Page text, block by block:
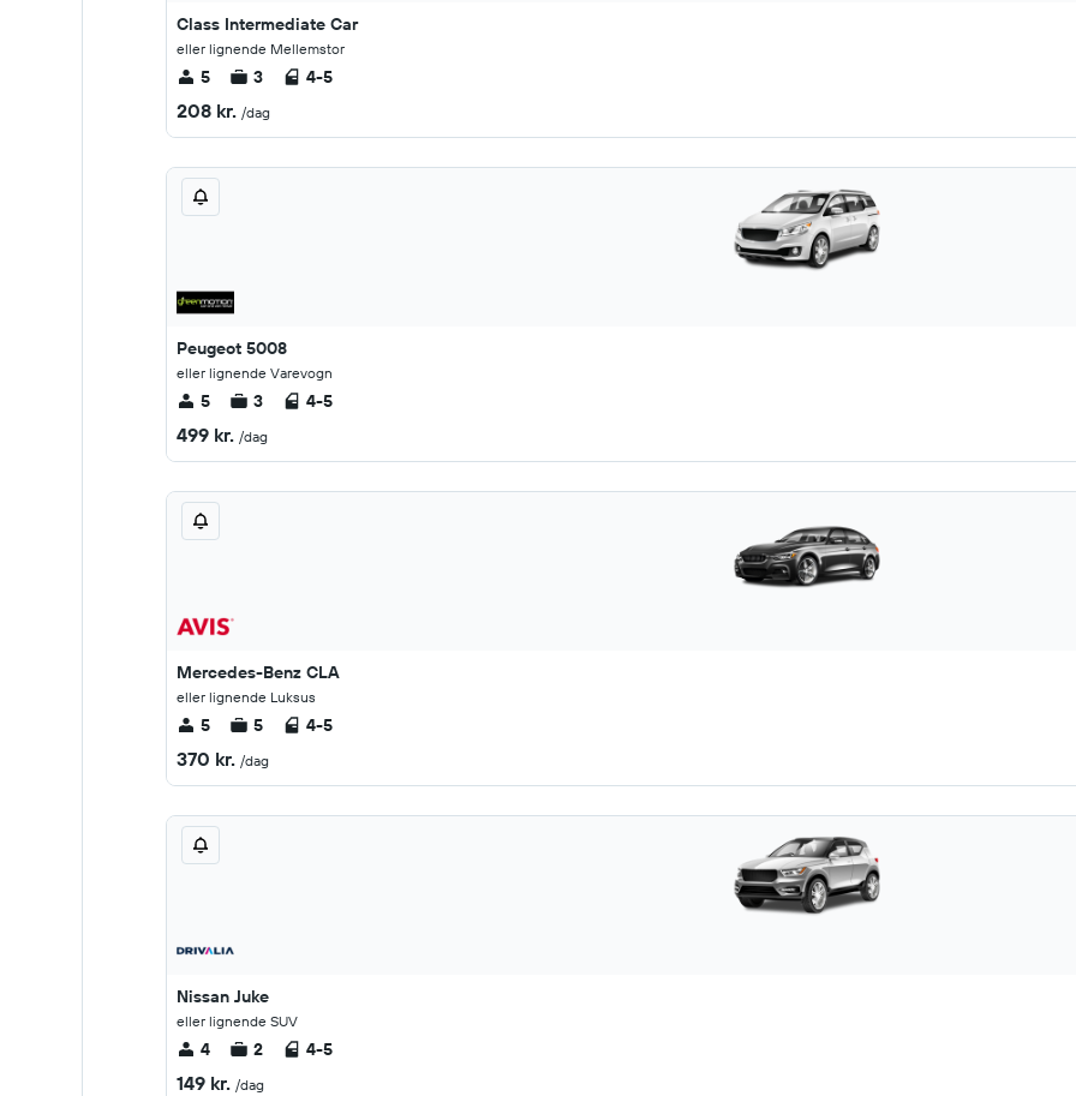
Class Intermediate Car
eller lignende Mellemstor
5 3 4-5
208 kr. /dag
Peugeot 5008
eller lignende Varevogn
5 3 4-5
499 kr. /dag
Mercedes-Benz CLA
eller lignende Luksus
5 5 4-5
370 kr. /dag
Nissan Juke
eller lignende SUV
4 2 4-5
149 kr. /dag